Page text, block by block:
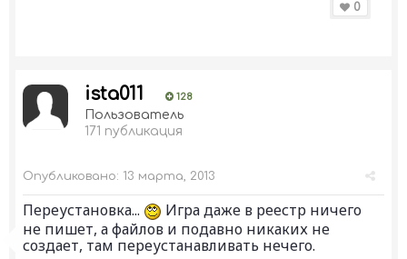
0
ista011 128
Пользователь
171 публикация
Опубликовано: 13 марта, 2013
Переустановка...
Игра даже в реестр ничего
не пишет, а файлов и подавно никаких не
создает, там переустанавливать нечего.